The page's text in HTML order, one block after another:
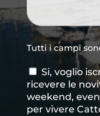
Tutti i campi
Consenso
newsletter
Si, voglio
ricevere le
weekend,
per vivere